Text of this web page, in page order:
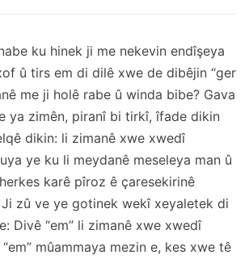
ku hinek ji me nekevin endîşeya
û tirs em di dilê xwe de dibêjin “ger
me ji holê rabe û winda bibe? Gava
ya zimên, piranî bi tirkî, îfade dikin
dikin: li zimanê xwe xwedî
ye ku li meydanê meseleya man û
karê pîroz ê çaresekirinê
zû ve ye gotinek wekî xeyaletek di
Divê “em” li zimanê xwe xwedî
mûammaya mezin e, kes xwe tê